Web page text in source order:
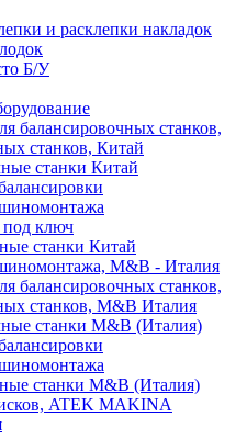
и расклепки накладок
Б/У
балансировочных станков,
станков, Китай
станки Китай
ключ
станки Китай
M&B - Италия
балансировочных станков,
станков, M&B Италия
станки M&B (Италия)
станки M&B (Италия)
ATEK MAKINA